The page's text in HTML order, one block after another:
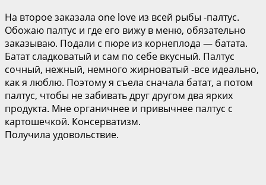
На второе заказала one love из всей рыбы -палтус.
Обожаю палтус и где его вижу в меню, обязательно
заказываю. Подали с пюре из корнеплода — батата.
Батат сладковатый и сам по себе вкусный. Палтус
сочный, нежный, немного жирноватый -все идеально,
как я люблю. Поэтому я съела сначала батат, а потом
палтус, чтобы не забивать друг другом два ярких
продукта. Мне органичнее и привычнее палтус с
картошечкой. Консерватизм.
Получила удовольствие.